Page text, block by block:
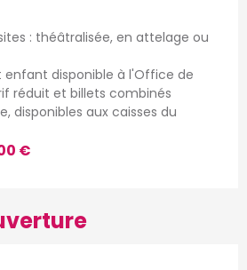
: théâtralisée, en attelage ou
enfant disponible à l'Office de
réduit et billets combinés
disponibles aux caisses du
€